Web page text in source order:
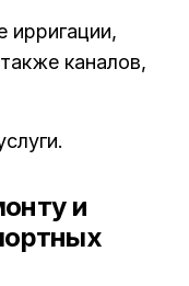
каналов,
и